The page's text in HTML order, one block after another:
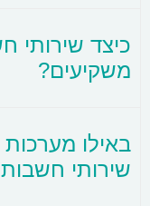
כיצד שירותי
משקיעים?
באילו מערכות
שירותי